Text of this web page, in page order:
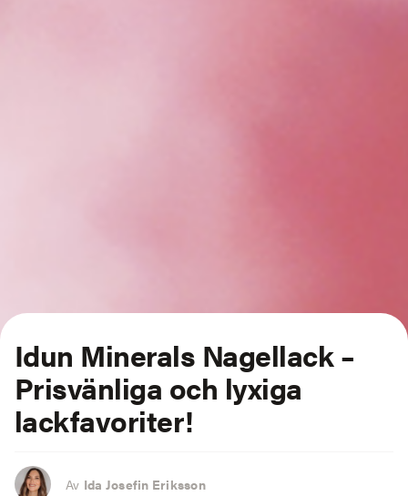
Idun Minerals Nagellack –
Prisvänliga och lyxiga
lackfavoriter!
Av Ida Josefin Eriksson